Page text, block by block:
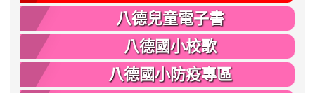
八德兒童電子書
八德國小校歌
八德國小防疫專區